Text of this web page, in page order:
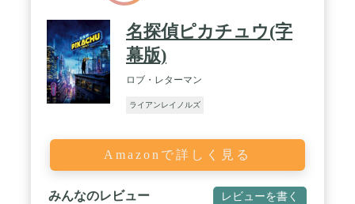
名探偵ピカチュウ(字
幕版)
ロブ・レターマン
ライアンレイノルズ
Amazonで詳しく見る
みんなのレビュー レビューを書く